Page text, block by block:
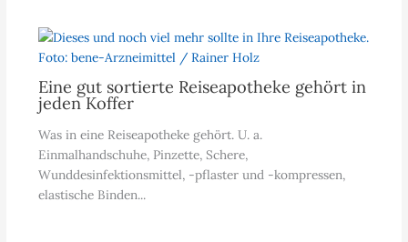
Eine gut sortierte Reiseapotheke gehört in
jeden Koffer
Was in eine Reiseapotheke gehört. U. a.
Einmalhandschuhe, Pinzette, Schere,
Wunddesinfektionsmittel, -pflaster und -kompressen,
elastische Binden...